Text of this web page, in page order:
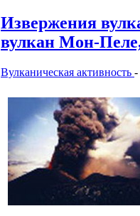
Извержения
вулкан Мон-Пеле,
Вулканическая активность -